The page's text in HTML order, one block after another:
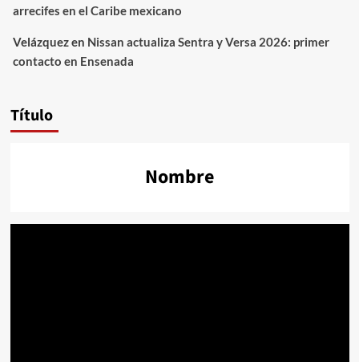
arrecifes en el Caribe mexicano
Velázquezen Nissan actualiza Sentra y Versa 2026: primer
contacto en Ensenada
Título
Nombre